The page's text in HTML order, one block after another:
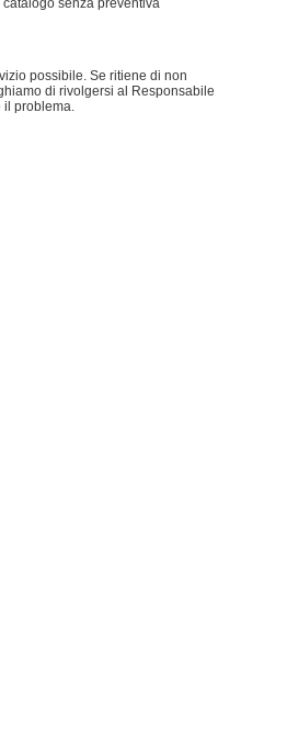
possibile. Se ritiene di non
di rivolgersi al Responsabile
problema.